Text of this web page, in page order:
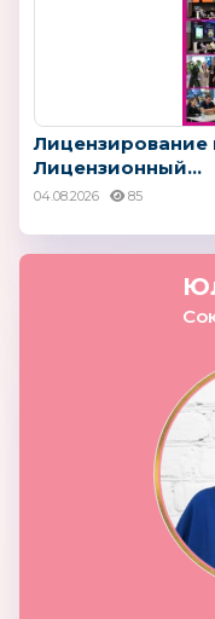
Лицензирование
Лицензионный...
04.08.2026 85